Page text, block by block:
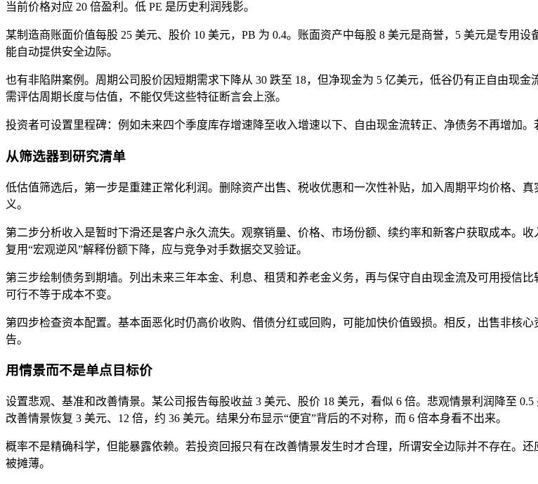
当前价格对应 20 倍盈利。低 PE 是历史利润残影。
某制造商账面价值每股 25 美元、股价 10 美元，PB 为 0.4。账面资产中每股 8 美元是商誉，5 美元是专用
能自动提供安全边际。
也有非陷阱案例。周期公司股价因短期需求下降从 30 跌至 18，但净现金为 5 亿美元，低谷仍有正自由现
需评估周期长度与估值，不能仅凭这些特征断言会上涨。
投资者可设置里程碑：例如未来四个季度库存增速降至收入增速以下、自由现金流转正、净债务不再增加
从筛选器到研究清单
低估值筛选后，第一步是重建正常化利润。删除资产出售、税收优惠和一次性补贴，加入周期平均价格、
义。
第二步分析收入是暂时下滑还是客户永久流失。观察销量、价格、市场份额、续约率和新客户获取成本。
复用“宏观逆风”解释份额下降，应与竞争对手数据交叉验证。
第三步绘制债务到期墙。列出未来三年本金、利息、租赁和养老金义务，再与保守自由现金流及可用授信
可行不等于成本不变。
第四步检查资本配置。基本面恶化时仍高价收购、借债分红或回购，可能加快价值毁损。相反，出售非核
告。
用情景而不是单点目标价
设置悲观、基准和改善情景。某公司报告每股收益 3 美元、股价 18 美元，看似 6 倍。悲观情景利润降至
改善情景恢复 3 美元、12 倍，约 36 美元。结果分布显示“便宜”背后的不对称，而 6 倍本身看不出来。
概率不是精确科学，但能暴露依赖。若投资回报只有在改善情景发生时才合理，所谓安全边际并不存在。
被摊薄。